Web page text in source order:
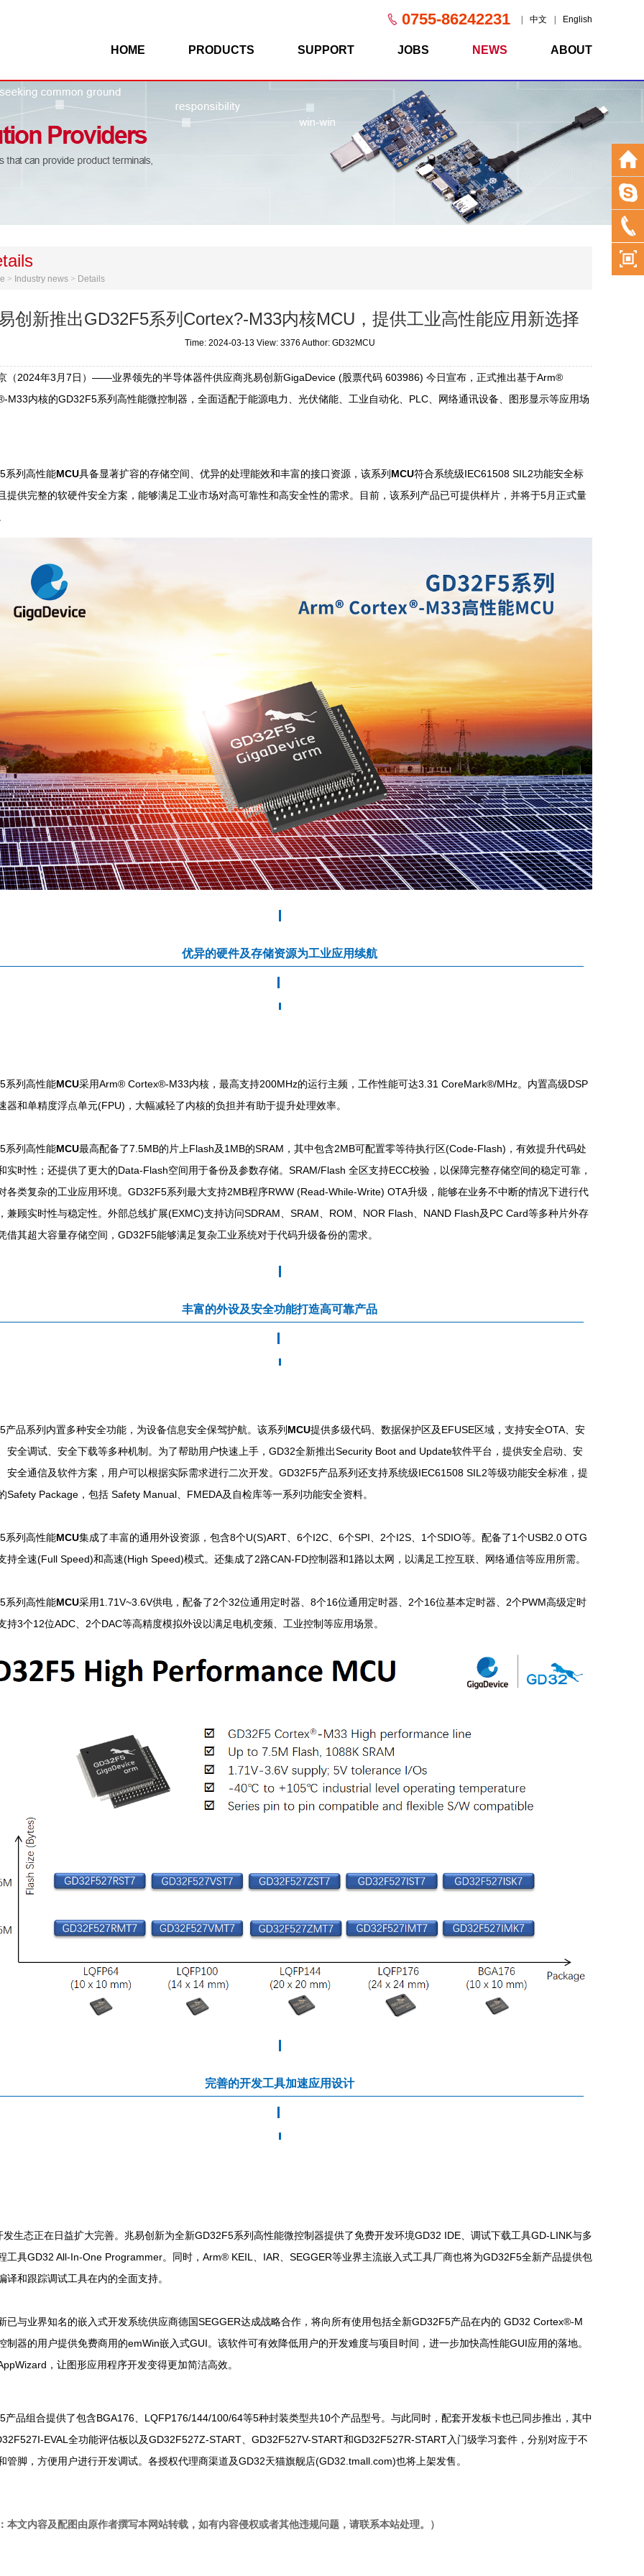
0755-86242231 中文 English
HOME PRODUCTS SUPPORT JOBS NEWS ABOUT
> Industry news > Details
创新推出GD32F5系列Cortex?-M33内核MCU，提供工业高性能应用新选择
Time: 2024-03-13 View: 3376 Author: GD32MCU
（2024年3月7日）——业界领先的半导体器件供应商兆易创新GigaDevice (股票代码 603986) 今日宣布，正式推出基于Arm®
M33内核的GD32F5系列高性能微控制器，全面适配于能源电力、光伏储能、工业自动化、PLC、网络通讯设备、图形显示等应用场
系列高性能MCU具备显著扩容的存储空间、优异的处理能效和丰富的接口资源，该系列 MCU符合系统级IEC61508 SIL2功能安全标
提供完整的软硬件安全方案，能够满足工业市场对高可靠性和高安全性的需求。目前，该系列产品已可提供样片，并将于5月正式量
优异的硬件及存储资源为工业应用续航
系列高性能MCU采用Arm® Cortex®-M33内核，最高支持200MHz的运行主频，工作性能可达3.31 CoreMark®/MHz。内置高级DSP
器和单精度浮点单元(FPU)，大幅减轻了内核的负担并有助于提升处理效率。
系列高性能MCU最高配备了7.5MB的片上Flash及1MB的SRAM，其中包含2MB可配置零等待执行区(Code-Flash)，有效提升代码处
实时性；还提供了更大的Data-Flash空间用于备份及参数存储。SRAM/Flash 全区支持ECC校验，以保障完整存储空间的稳定可靠，
各类复杂的工业应用环境。GD32F5系列最大支持2MB程序RWW (Read-While-Write) OTA升级，能够在业务不中断的情况下进行代
兼顾实时性与稳定性。外部总线扩展(EXMC)支持访问SDRAM、SRAM、ROM、NOR Flash、NAND Flash及PC Card等多种片外存
借其超大容量存储空间，GD32F5能够满足复杂工业系统对于代码升级备份的需求。
丰富的外设及安全功能打造高可靠产品
产品系列内置多种安全功能，为设备信息安全保驾护航。该系列MCU提供多级代码、数据保护区及EFUSE区域，支持安全OTA、安
安全调试、安全下载等多种机制。为了帮助用户快速上手，GD32全新推出Security Boot and Update软件平台，提供安全启动、安
安全通信及软件方案，用户可以根据实际需求进行二次开发。GD32F5产品系列还支持系统级IEC61508 SIL2等级功能安全标准，提
Safety Package，包括 Safety Manual、FMEDA及自检库等一系列功能安全资料。
系列高性能MCU集成了丰富的通用外设资源，包含8个U(S)ART、6个I2C、6个SPI、2个I2S、1个SDIO等。配备了1个USB2.0 OTG
持全速(Full Speed)和高速(High Speed)模式。还集成了2路CAN-FD控制器和1路以太网，以满足工控互联、网络通信等应用所需。
系列高性能MCU采用1.71V~3.6V供电，配备了2个32位通用定时器、8个16位通用定时器、2个16位基本定时器、2个PWM高级定时
持3个12位ADC、2个DAC等高精度模拟外设以满足电机变频、工业控制等应用场景。
完善的开发工具加速应用设计
发生态正在日益扩大完善。兆易创新为全新GD32F5系列高性能微控制器提供了免费开发环境GD32 IDE、调试下载工具GD-LINK与多
工具GD32 All-In-One Programmer。同时，Arm® KEIL、IAR、SEGGER等业界主流嵌入式工具厂商也将为GD32F5全新产品提供包
译和跟踪调试工具在内的全面支持。
已与业界知名的嵌入式开发系统供应商德国SEGGER达成战略合作，将向所有使用包括全新GD32F5产品在内的 GD32 Cortex®-M
制器的用户提供免费商用的emWin嵌入式GUI。该软件可有效降低用户的开发难度与项目时间，进一步加快高性能GUI应用的落地。
，让图形应用程序开发变得更加简洁高效。
产品组合提供了包含BGA176、LQFP176/144/100/64等5种封装类型共10个产品型号。与此同时，配套开发板卡也已同步推出，其中
EVAL全功能评估板以及GD32F527Z-START、GD32F527V-START和GD32F527R-START入门级学习套件，分别对应于不
管脚，方便用户进行开发调试。各授权代理商渠道及GD32天猫旗舰店(GD32.tmall.com)也将上架发售。
本文内容及配图由原作者撰写本网站转载，如有内容侵权或者其他违规问题，请联系本站处理。）